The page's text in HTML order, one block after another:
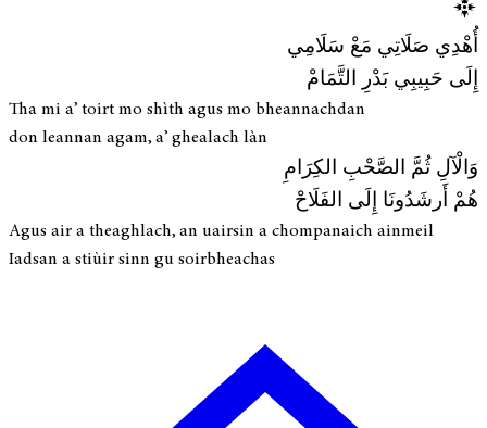
أُهْدِي صَلَاتِي مَعْ سَلَامِي
إِلَى حَبِيبِي بَدْرِ التَّمَامْ
Tha mi a’ toirt mo shìth agus mo bheannachdan
don leannan agam, a’ ghealach làn
وَالْآلِ ثُمَّ الصَّحْبِ الكِرَامِ
هُمْ أَرشَدُونَا إِلَى الفَلَاحْ
Agus air a theaghlach, an uairsin a chompanaich ainmeil
Iadsan a stiùir sinn gu soirbheachas